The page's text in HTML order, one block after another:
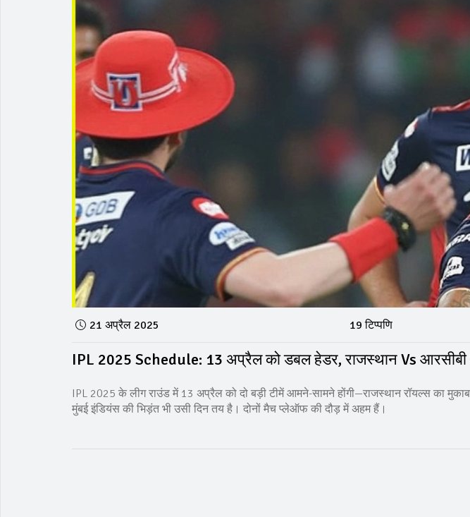
21 अप्रैल 2025 19 टिप्पणि
IPL 2025 Schedule: 13 अप्रैल को डबल हेडर, राजस्थान Vs आरसीबी
IPL 2025 के लीग राउंड में 13 अप्रैल को दो बड़ी टीमें आमने-सामने होंगी—राजस्थान रॉयल्स का
मुंबई इंडियंस की भिड़ंत भी उसी दिन तय है। दोनों मैच प्लेऑफ की दौड़ में अहम हैं।